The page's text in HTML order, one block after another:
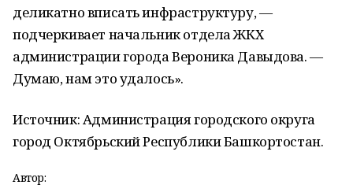
деликатно вписать инфраструктуру, —
подчеркивает начальник отдела ЖКХ
администрации города Вероника Давыдова. —
Думаю, нам это удалось».
Источник: Администрация городского округа
город Октябрьский Республики Башкортостан.
Автор: